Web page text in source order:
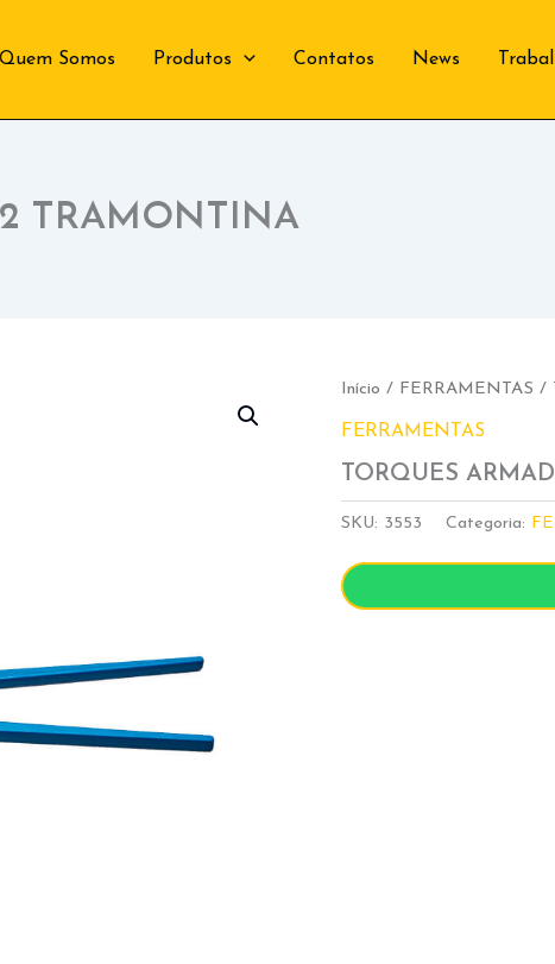
Quem Somos Produtos Contatos News
TRAMONTINA
Início / FERRAMENTAS /
FERRAMENTAS
TORQUES
SKU: 3553 Categoria: